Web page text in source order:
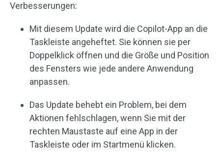
Verbesserungen:
Mit diesem Update wird die Copilot-App an die
Taskleiste angeheftet. Sie können sie per
Doppelklick öffnen und die Größe und Position
des Fensters wie jede andere Anwendung
anpassen.
Das Update behebt ein Problem, bei dem
Aktionen fehlschlagen, wenn Sie mit der
rechten Maustaste auf eine App in der
Taskleiste oder im Startmenü klicken.